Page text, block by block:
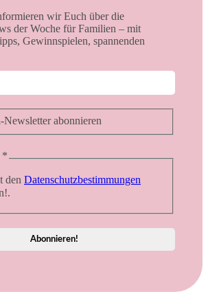
wir Euch über die
der Woche für Familien – mit
Gewinnspielen, spannenden
Newsletter abonnieren
*
den Datenschutzbestimmungen